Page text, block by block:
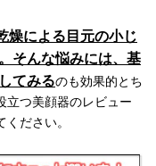
燥による目元の小じ
そんな悩みには、基
てみるのも効果的とち
立つ美顔器のレビュー
ださい。